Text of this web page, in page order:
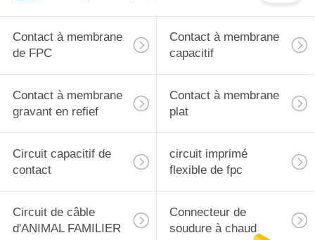
Contact à membrane
de FPC
Contact à membrane
capacitif
Contact à membrane
gravant en refief
Contact à membrane
plat
Circuit capacitif de
contact
circuit imprimé
flexible de fpc
Circuit de câble
d'ANIMAL FAMILIER
Connecteur de
soudure à chaud